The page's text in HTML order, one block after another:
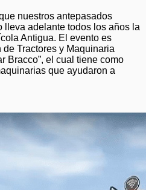
nuestros antepasados
lleva adelante todos los años la
Antigua. El evento es
Tractores y Maquinaria
Bracco”, el cual tiene como
que ayudaron a